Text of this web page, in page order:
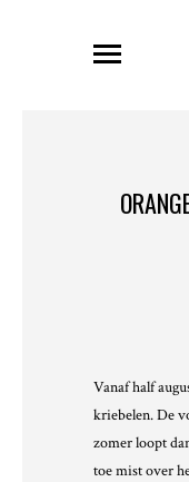
Vanaf half
kriebelen. De
zomer loopt
toe mist over